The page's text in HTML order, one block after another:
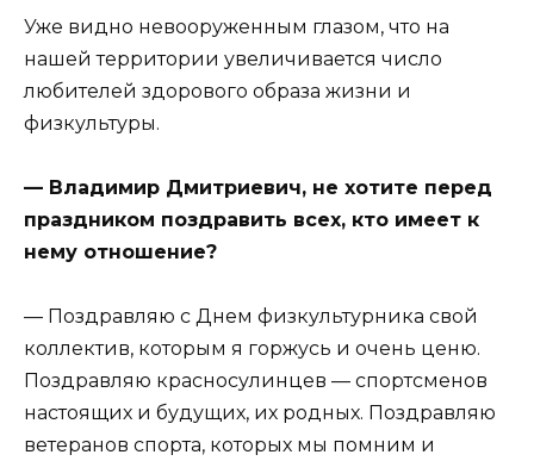
Уже видно невооруженным глазом, что на
нашей территории увеличивается число
любителей здорового образа жизни и
физкультуры.
— Владимир Дмитриевич, не хотите перед
праздником поздравить всех, кто имеет к
нему отношение?
— Поздравляю с Днем физкультурника свой
коллектив, которым я горжусь и очень ценю.
Поздравляю красносулинцев — спортсменов
настоящих и будущих, их родных. Поздравляю
ветеранов спорта, которых мы помним и